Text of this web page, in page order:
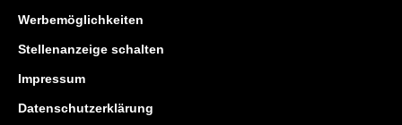
Werbemöglichkeiten
Stellenanzeige schalten
Impressum
Datenschutzerklärung